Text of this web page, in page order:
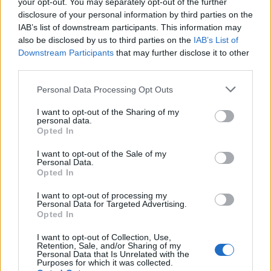
disclosure of your personal information by third parties on the
IAB’s list of downstream participants. This information may
also be disclosed by us to third parties on the IAB’s List of
Downstream Participants that may further disclose it to other
Personal Data Processing Opt Outs
I want to opt-out of the Sharing of my
personal data.
Opted In
I want to opt-out of the Sale of my
Personal Data.
Opted In
I want to opt-out of processing my
Personal Data for Targeted Advertising.
Opted In
I want to opt-out of Collection, Use,
Retention, Sale, and/or Sharing of my
Personal Data that Is Unrelated with the
Purposes for which it was collected.
07/08/2026 - 10:28 ΕΠΙΧΕΙΡΗΣΕΙΣ
Bank of America: Το τελικό σκορ του Παγκοσμίου
Κυπέλλου 2026
07/08/2026 - 10:16 ΟΙΚΟΝΟΜΙΑ
Χρ. Δήμας: «Προχωρούν τα έργα σε όλο το μήκος
07/08/2026 - 09:50 ΠΟΛΙΤΙΚΗ
ασφάλεια της πατρίδας μας με νέο αναπτυξιακό
καθεστώς για την Άμυνα»
Νέα στρατηγική συνεργασία της ΓΓ Επικοινωνίας
07/08/2026 - 09:22 ΠΟΛΙΤΙΚΗ
Ταϊλάνδη: Επτά νεκροί, 15 τραυματίες από